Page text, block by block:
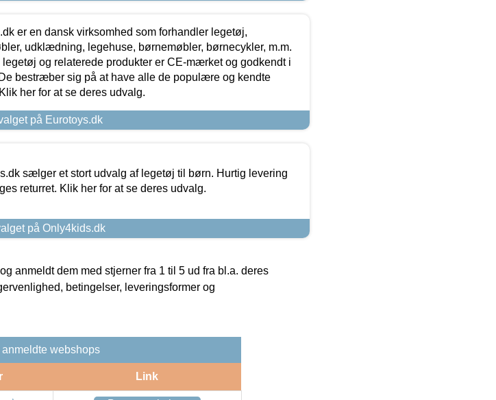
er en dansk virksomhed som forhandler legetøj,
udklædning, legehuse, børnemøbler, børnecykler, m.m.
legetøj og relaterede produkter er CE-mærket og godkendt i
bestræber sig på at have alle de populære og kendte
her for at se deres udvalg.
på Eurotoys.dk
sælger et stort udvalg af legetøj til børn. Hurtig levering
returret. Klik her for at se deres udvalg.
på Only4kids.dk
anmeldt dem med stjerner fra 1 til 5 ud fra bl.a. deres
betingelser, leveringsformer og
anmeldte webshops
Link